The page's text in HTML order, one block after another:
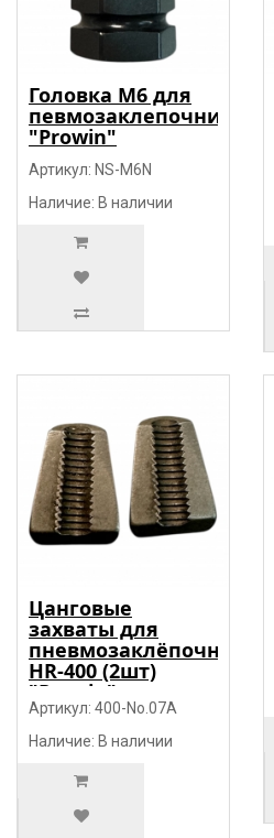
Головка М6 для
певмозаклепочника
"Prowin"
Артикул: NS-М6N
Наличие: В наличии
Цанговые
захваты для
пневмозаклёпочника
HR-400 (2шт)
"Prowin"
Артикул: 400-No.07A
Наличие: В наличии